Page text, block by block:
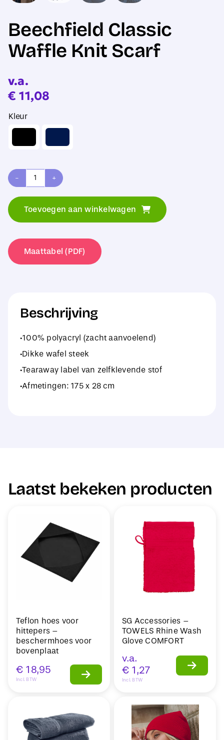
Beechfield Classic
Waffle Knit Scarf
v.a.
€ 11,08
Kleur
Beechfield
Waffle
Scarf
aantal
Toevoegen aan winkelwagen
Maattabel (PDF)
Beschrijving
·100% polyacryl (zacht aanvoelend)
·Dikke wafel steek
·Tearaway label van zelfklevende stof
·Afmetingen: 175 x 28 cm
Laatst bekeken producten
Teflon hoes voor
hittepers –
beschermhoes voor
bovenplaat
€ 18,95
Incl. BTW
SG Accessories –
TOWELS Rhine Wash
Glove COMFORT
v.a.
€ 1,27
Incl. BTW